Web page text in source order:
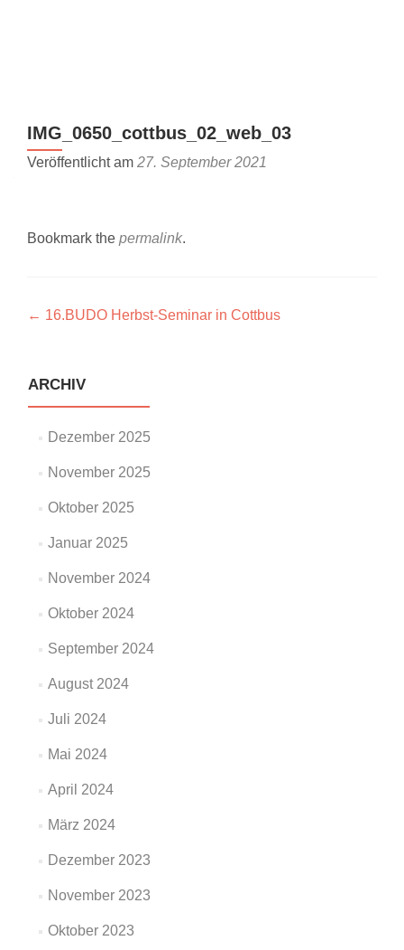
IMG_0650_cottbus_02_web_03
Veröffentlicht am 27. September 2021
Bookmark the permalink.
Artikel-
← 16.BUDO Herbst-Seminar in Cottbus
ARCHIV
Dezember 2025
November 2025
Oktober 2025
Januar 2025
November 2024
Oktober 2024
September 2024
August 2024
Juli 2024
Mai 2024
April 2024
März 2024
Dezember 2023
November 2023
Oktober 2023